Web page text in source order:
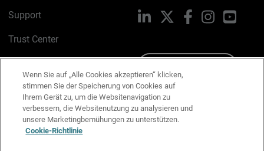
Support
Trust Center
Cookie-Richtlinie
Datenschutzrichtlinie
Media & Brand Kit
LinkedIn FacebookInstagram
Wenn Sie auf „Alle Cookies akzeptieren“ klicken,
stimmen Sie der Speicherung von Cookies auf
Ihrem Gerät zu, um die Websitenavigation zu
verbessern, die Websitenutzung zu analysieren und
unsere Marketingbemühungen zu unterstützen.
Cookie-Richtlinie